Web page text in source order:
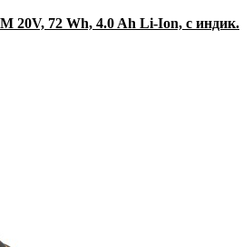
20V, 72 Wh, 4.0 Ah Li-Ion, с индик.